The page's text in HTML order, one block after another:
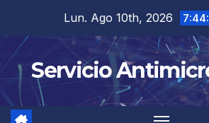
contenido
Lun. Ago 10th, 2026
Servicio